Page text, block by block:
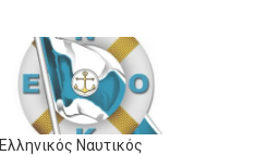
Ελληνικός Ναυτικός